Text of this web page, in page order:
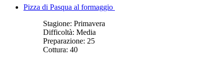
Pizza di Pasqua al formaggio
Stagione: Primavera
Difficoltà: Media
Preparazione: 25
Cottura: 40